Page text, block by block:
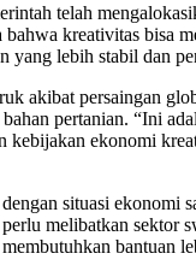
telah
kreativitas bisa
yang lebih stabil dan
akibat persaingan
pertanian. “Ini
ekonomi
situasi ekonomi
melibatkan sektor
bantuan